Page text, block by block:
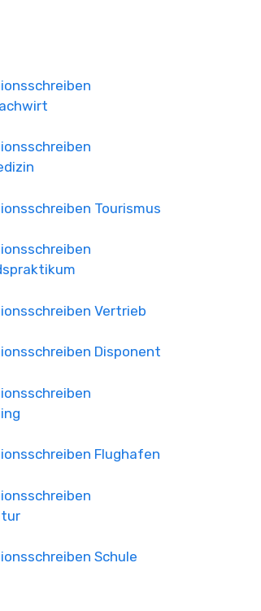
Tourismus
Vertrieb
Disponent
Flughafen
Schule